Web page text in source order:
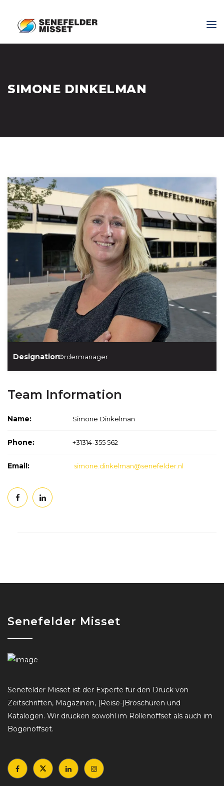
SIMONE DINKELMAN
Designation:Ordermanager
Team Information
Name: Simone Dinkelman
Phone: +31314-355 562
Email: simone.dinkelman@senefelder.nl
Senefelder Misset
Senefelder Misset ist der Experte für den Druck von
Zeitschriften, Magazinen, (Reise-)Broschüren und
Katalogen. Wir drucken sowohl im Rollenoffset als auch im
Bogenoffset.